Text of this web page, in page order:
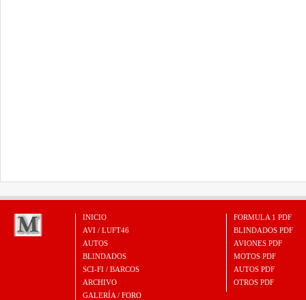
INICIO
AVI / LUFT46
AUTOS
BLINDADOS
SCI-FI / BARCOS
ARCHIVO
GALERÍA / FORO
FORMULA 1 PDF
BLINDADOS PDF
AVIONES PDF
MOTOS PDF
AUTOS PDF
OTROS PDF